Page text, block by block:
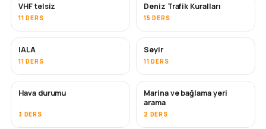
VHF telsiz
11 DERS
Deniz Trafik Kuralları
15 DERS
IALA
11 DERS
Seyir
11 DERS
Hava durumu
3 DERS
Marina ve bağlama yeri
arama
2 DERS